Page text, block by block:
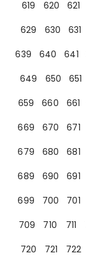
619
620 621
629
630 631
639
640 641
649
650 651
659
660 661
669
670 671
679
680 681
689
690 691
699
700 701
709
710 711
720
721 722